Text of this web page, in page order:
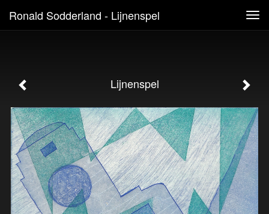
Ronald Sodderland - Lijnenspel
Lijnenspel